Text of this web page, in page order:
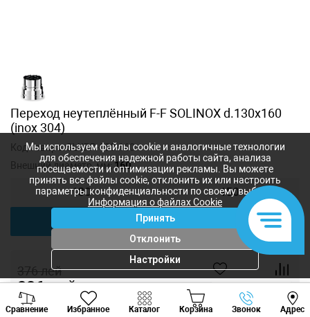
Переход неутеплённый F-F SOLINOX d.130x160
(inox 304)
Код товара:SLXRP-130-160
Внешний диаметр, мм: 160
130 150
376лей
336лей
Сравнение Избранное Каталог Корзина Звонок Адрес
Viber Whatsapp
Мы используем файлы cookie и аналогичные технологии
для обеспечения надежной работы сайта, анализа
посещаемости и оптимизации рекламы. Вы можете
принять все файлы cookie, отклонить их или настроить
параметры конфиденциальности по своему выбору.
Информация о файлах Cookie
Принять
Отклонить
Настройки